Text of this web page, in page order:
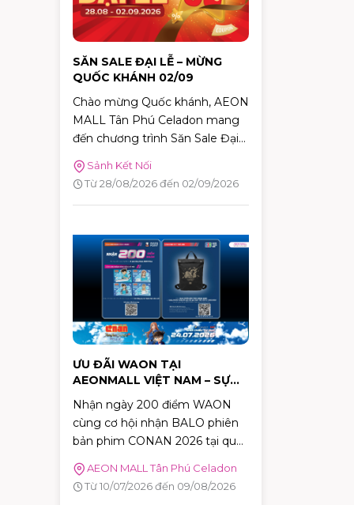
nhiều giá trị.
SĂN SALE ĐẠI LỄ – MỪNG
QUỐC KHÁNH 02/09
Chào mừng Quốc khánh, AEON
MALL Tân Phú Celadon mang
đến chương trình Săn Sale Đại
Lễ – Mừng Quốc Khánh với cơ
hội nhận hàng nghìn phần quà
hấp dẫn. Chỉ với hóa đơn từ
mắn trên ứng dụng AEON
MALL Việt Nam để săn nhiều
phần quà giá trị.
Sảnh Kết Nối
Từ 28/08/2026 đến 02/09/2026
ƯU ĐÃI WAON TẠI
AEONMALL VIỆT NAM – SỰ
KIỆN RA MẮT PHIM CONAN
Nhận ngày 200 điểm WAON
cùng cơ hội nhận BALO phiên
bản phim CONAN 2026 tại quẩy
Đổi quà. Tải app ngay!
AEON MALL Tân Phú Celadon
Từ 10/07/2026 đến 09/08/2026